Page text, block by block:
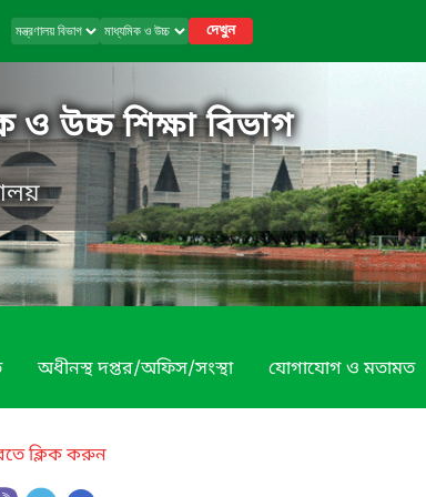
দেখুন
ও উচ্চ শিক্ষা বিভাগ
অধীনস্থ দপ্তর/অফিস/সংস্থা যোগাযোগ ও মতামত
ক্লিক করুন